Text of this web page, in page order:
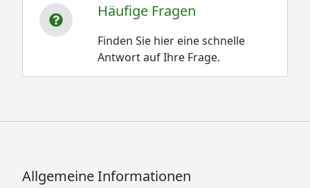
Häufige Fragen
Finden Sie hier eine schnelle
Antwort auf Ihre Frage.
Allgemeine Informationen